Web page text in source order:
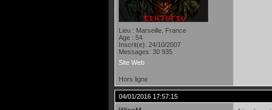
Lieu : Marseille, France
Age : 54
Inscrit(e): 24/10/2007
Messages: 30 935
Site Web
Hors ligne
04/01/2016 17:57:15